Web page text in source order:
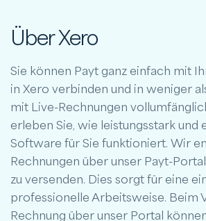
Über Xero
Sie können Payt ganz einfach mit
in Xero verbinden und in weniger
mit Live-Rechnungen
erleben Sie, wie leistungsstark und
Software für Sie funktioniert. Wir
Rechnungen über unser Payt-
zu versenden. Dies sorgt für eine
professionelle Arbeitsweise. Beim
Rechnung über unser Portal